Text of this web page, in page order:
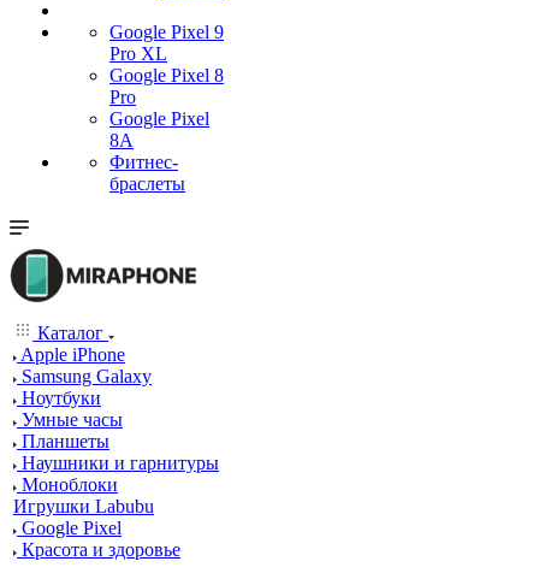
Google Pixel 9
Pro XL
Google Pixel 8
Pro
Google Pixel
8A
Фитнес-
браслеты
Каталог
Apple iPhone
Samsung Galaxy
Ноутбуки
Умные часы
Планшеты
Наушники и гарнитуры
Моноблоки
Игрушки Labubu
Google Pixel
Красота и здоровье